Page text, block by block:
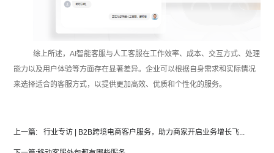
综上所述，AI智能客服与人工客服在工作效率、成本、交互方式、处理
能力以及用户体验等方面存在显著差异。企业可以根据自身需求和实际情况
来选择适合的客服方式，以提供更加高效、优质和个性化的服务。
上一篇: 行业专访 | B2B跨境电商客户服务，助力商家开启业务增长飞...